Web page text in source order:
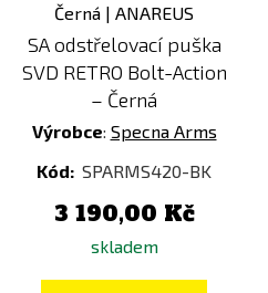
SA odstřelovací puška
SVD RETRO Bolt-Action
– Černá
Výrobce: Specna Arms
Kód: SPARMS420-BK
3 190,00 Kč
skladem